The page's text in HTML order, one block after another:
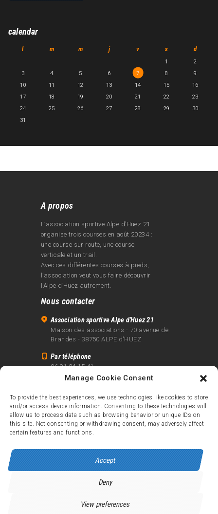
Manage Cookie Consent
To provide the best experiences, we use technologies like cookies to store
and/or access device information. Consenting to these technologies will
allow us to process data such as browsing behavior or unique IDs on
this site. Not consenting or withdrawing consent, may adversely affect
certain features and functions.
Accept
Deny
View preferences
calendar
l m m j v s d
1
2
3
4 5 6 7 8
9
10
11 12 13 14 15
16
17
18 19 20 21 22
23
24
25 26 27 28 29
30
31
A propos
L’association sportive Alpe d’Huez 21
organise trois courses en août 20234 :
une course sur route, une course
verticale et un trail.
Avec ces différentes courses à pieds,
l’association veut vous faire découvrir
l’Alpe d‘Huez autrement.
Nous contacter
Association sportive Alpe d'Huez 21
Maison des associations - 70 avenue de
Brandes - 38750 ALPE d'HUEZ
Par téléphone
06 81 24 15 41
info@alpe21.fr
Mentions légales
Contact
crédits